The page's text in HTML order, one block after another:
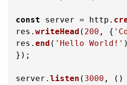
const server = http.
res. writeHead ( 200 , {
res. end ( 'Hello World!'
});
server. listen ( 3000 , ()